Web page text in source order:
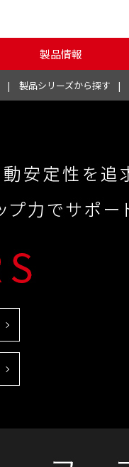
製品情報
製品シリーズから探す